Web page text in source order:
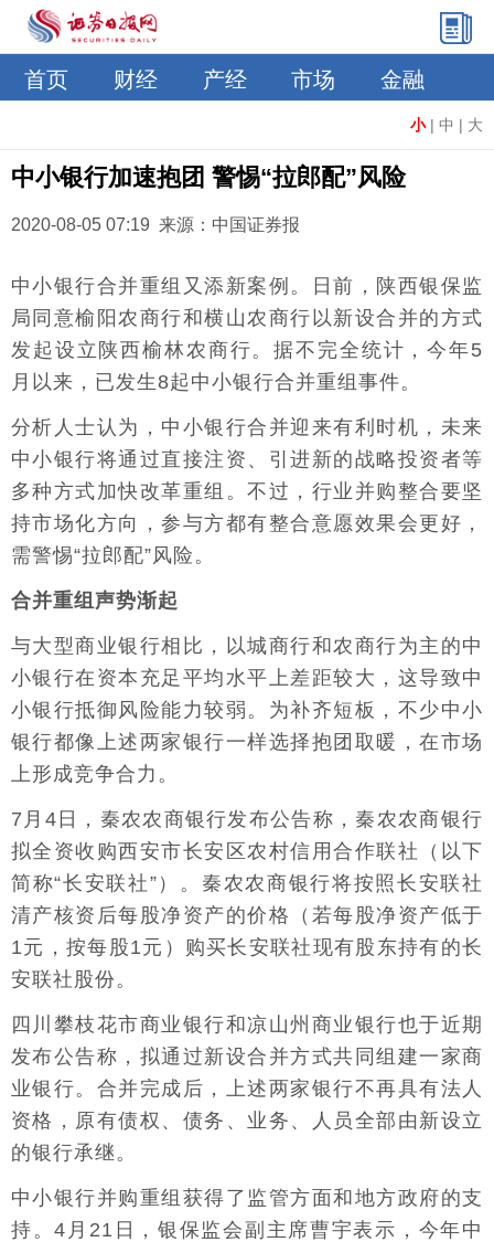
首页 财经 产经 市场 金融
小| 中 | 大
中小银行加速抱团 警惕“拉郎配”风险
2020-08-05 07:19 来源：中国证券报
中小银行合并重组又添新案例。日前，陕西银保监
局同意榆阳农商行和横山农商行以新设合并的方式
发起设立陕西榆林农商行。据不完全统计，今年5
月以来，已发生8起中小银行合并重组事件。
分析人士认为，中小银行合并迎来有利时机，未来
中小银行将通过直接注资、引进新的战略投资者等
多种方式加快改革重组。不过，行业并购整合要坚
持市场化方向，参与方都有整合意愿效果会更好，
需警惕“拉郎配”风险。
合并重组声势渐起
与大型商业银行相比，以城商行和农商行为主的中
小银行在资本充足平均水平上差距较大，这导致中
小银行抵御风险能力较弱。为补齐短板，不少中小
银行都像上述两家银行一样选择抱团取暖，在市场
上形成竞争合力。
7月4日，秦农农商银行发布公告称，秦农农商银行
拟全资收购西安市长安区农村信用合作联社（以下
简称“长安联社”）。秦农农商银行将按照长安联社
清产核资后每股净资产的价格（若每股净资产低于
1元，按每股1元）购买长安联社现有股东持有的长
安联社股份。
四川攀枝花市商业银行和凉山州商业银行也于近期
发布公告称，拟通过新设合并方式共同组建一家商
业银行。合并完成后，上述两家银行不再具有法人
资格，原有债权、债务、业务、人员全部由新设立
的银行承继。
中小银行并购重组获得了监管方面和地方政府的支
持。4月21日，银保监会副主席曹宇表示，今年中